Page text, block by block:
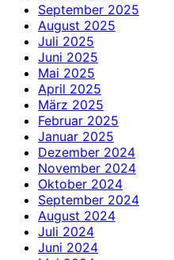
September 2025
August 2025
Juli 2025
Juni 2025
Mai 2025
April 2025
März 2025
Februar 2025
Januar 2025
Dezember 2024
November 2024
Oktober 2024
September 2024
August 2024
Juli 2024
Juni 2024